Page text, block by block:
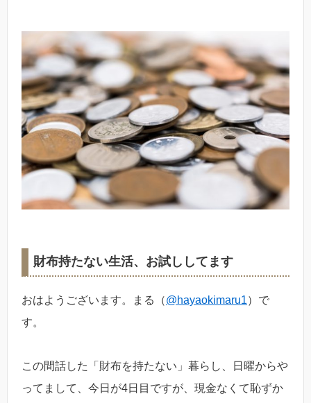
財布持たない生活、お試ししてます
おはようございます。まる（@hayaokimaru1）で
す。
この間話した「財布を持たない」暮らし、日曜からや
ってまして、今日が4日目ですが、現金なくて恥ずか